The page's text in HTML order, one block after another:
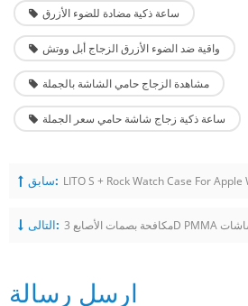
ساعة ذكية مضادة للضوء الأزرق
واقية ضد الضوء الأزرق الزجاج أبل ووتش
مشاهدة الزجاج حامي الشاشة بالجملة
ساعة ذكية زجاج شاشة حامي سعر الجملة
سابق:
التالى:
ارسل رسالة